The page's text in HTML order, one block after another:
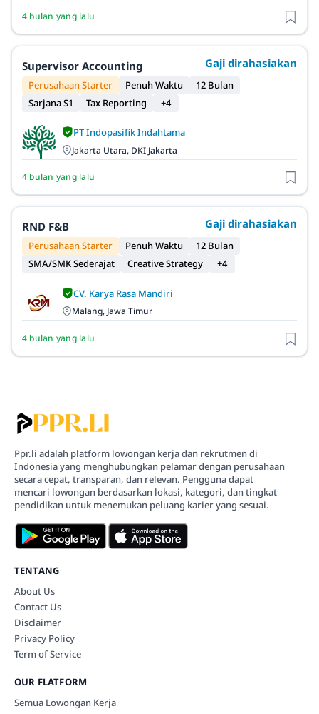
4 bulan yang lalu
Supervisor Accounting Gaji dirahasiakan
Perusahaan Starter Penuh Waktu
12 Bulan
Sarjana S1
Tax Reporting +4
PT Indopasifik Indahtama
Jakarta Utara, DKI Jakarta
4 bulan yang lalu
RND F&B Gaji dirahasiakan
Perusahaan Starter Penuh Waktu
12 Bulan
SMA/SMK Sederajat
Creative Strategy +4
CV. Karya Rasa Mandiri
Malang, Jawa Timur
4 bulan yang lalu
Ppr.li adalah platform lowongan kerja dan rekrutmen di
Indonesia yang menghubungkan pelamar dengan perusahaan
secara cepat, transparan, dan relevan. Pengguna dapat
mencari lowongan berdasarkan lokasi, kategori, dan tingkat
pendidikan untuk menemukan peluang karier yang sesuai.
TENTANG
About Us
Contact Us
Disclaimer
Privacy Policy
Term of Service
OUR FLATFORM
Semua Lowongan Kerja